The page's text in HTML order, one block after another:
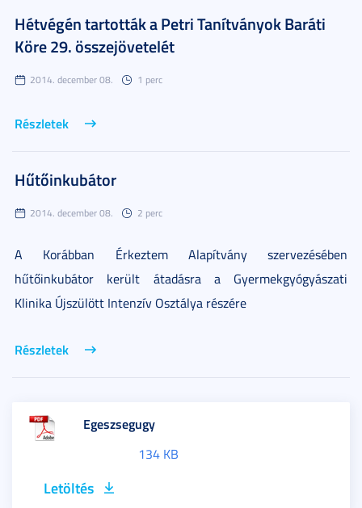
Hétvégén tartották a Petri Tanítványok Baráti
Köre 29. összejövetelét
2014. december 08. 1 perc
Részletek
Hűtőinkubátor
2014. december 08. 2 perc
A Korábban Érkeztem Alapítvány szervezésében
hűtőinkubátor került átadásra a Gyermekgyógyászati
Klinika Újszülött Intenzív Osztálya részére
Részletek
Egeszsegugy
134 KB
Letöltés